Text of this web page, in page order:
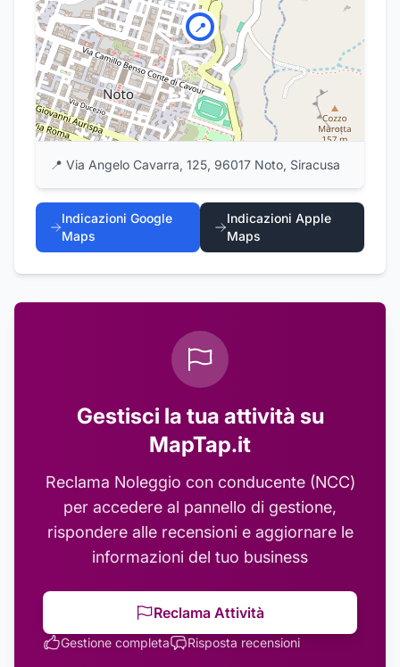
📍
📍 Via Angelo Cavarra, 125, 96017 Noto, Siracusa
Indicazioni Google
Maps
Indicazioni Apple
Maps
Gestisci la tua attività su
MapTap.it
Reclama Noleggio con conducente (NCC)
per accedere al pannello di gestione,
rispondere alle recensioni e aggiornare le
informazioni del tuo business
Reclama Attività
Gestione completa Risposta recensioni